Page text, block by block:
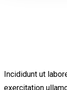
Incididunt ut
exercitation